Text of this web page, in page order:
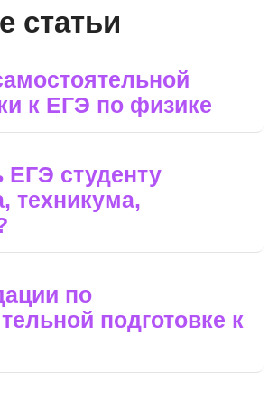
статьи
к ЕГЭ по физике
ЕГЭ студенту
техникума,
по
подготовке к